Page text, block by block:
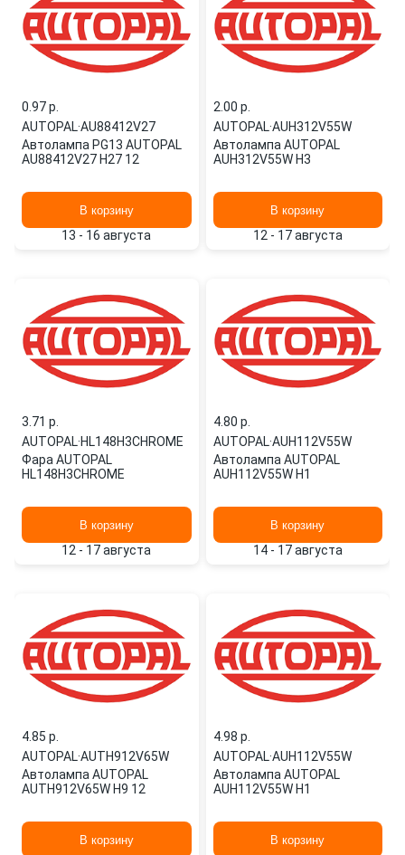
0.97 p.
AUTOPAL·AU88412V27
Автолампа PG13 AUTOPAL
AU88412V27 H27 12
В корзину
13 - 16 августа
2.00 p.
AUTOPAL·AUH312V55W
Автолампа AUTOPAL
AUH312V55W H3
В корзину
12 - 17 августа
3.71 p.
AUTOPAL·HL148H3CHROME
Фара AUTOPAL
HL148H3CHROME
В корзину
12 - 17 августа
4.80 p.
AUTOPAL·AUH112V55W
Автолампа AUTOPAL
AUH112V55W H1
В корзину
14 - 17 августа
4.85 p.
AUTOPAL·AUTH912V65W
Автолампа AUTOPAL
AUTH912V65W H9 12
В корзину
4.98 p.
AUTOPAL·AUH112V55W
Автолампа AUTOPAL
AUH112V55W H1
В корзину